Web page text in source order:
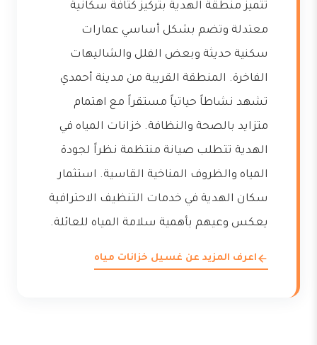
تتميز منطقة الهدية بتركيز كثافة سكانية
معتدلة وتضم بشكل أساسي عمارات
سكنية حديثة وبعض الفلل والشاليهات
الفاخرة. المنطقة القريبة من مدينة أحمدي
تشهد نشاطاً حياتياً مستقراً مع اهتمام
متزايد بالصحة والنظافة. خزانات المياه في
الهدية تتطلب صيانة منتظمة نظراً لجودة
المياه والظروف المناخية القاسية. استثمار
سكان الهدية في خدمات التنظيف الاحترافية
يعكس وعيهم بأهمية سلامة المياه للعائلة.
اعرف المزيد عن غسيل خزانات مياه